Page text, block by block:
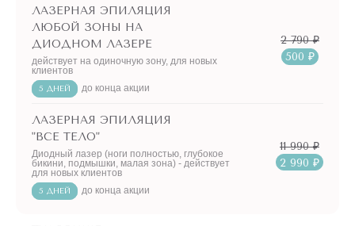
ЛАЗЕРНАЯ ЭПИЛЯЦИЯ
ЛЮБОЙ ЗОНЫ НА
ДИОДНОМ ЛАЗЕРЕ
действует на одиночную зону, для новых
клиентов
5 ДНЕЙ до конца акции
2 790 ₽
500 ₽
ЛАЗЕРНАЯ ЭПИЛЯЦИЯ
"ВСЕ ТЕЛО"
Диодный лазер (ноги полностью, глубокое
бикини, подмышки, малая зона) - действует
для новых клиентов
5 ДНЕЙ до конца акции
11 990 ₽
2 990 ₽